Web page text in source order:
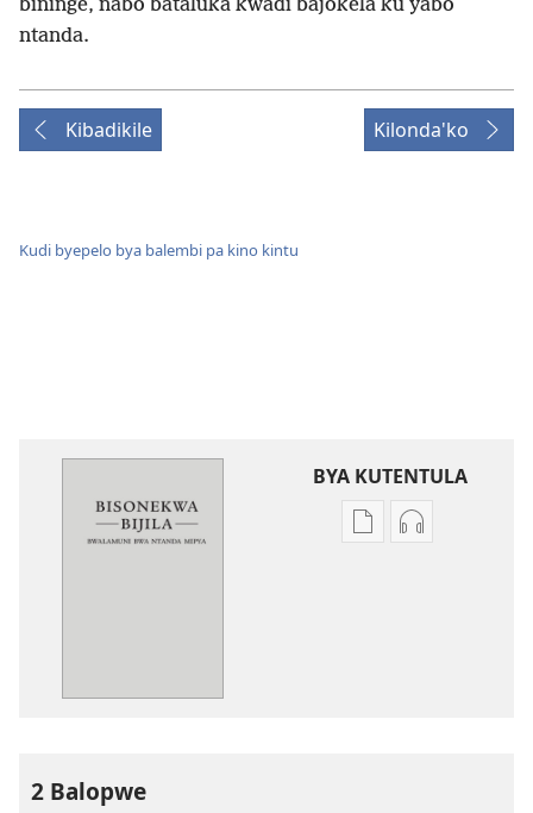
bininge, nabo bataluka kwadi bajokela ku yabo
ntanda.
Kibadikile Kilonda'ko
Kudi byepelo bya balembi pa kino kintu
BYA KUTENTULA
MisweloMiswelo
2 Balopwe